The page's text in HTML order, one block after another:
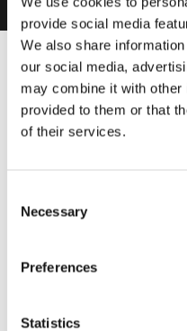
provide social media
We also share
our social media,
may combine it with other
provided to them or that
of their services.
Selection
Necessary
Preferences
Statistics
Heren
Motorkleding heren
Motorjas heren
Motorhelm heren
Motorhandschoenen heren